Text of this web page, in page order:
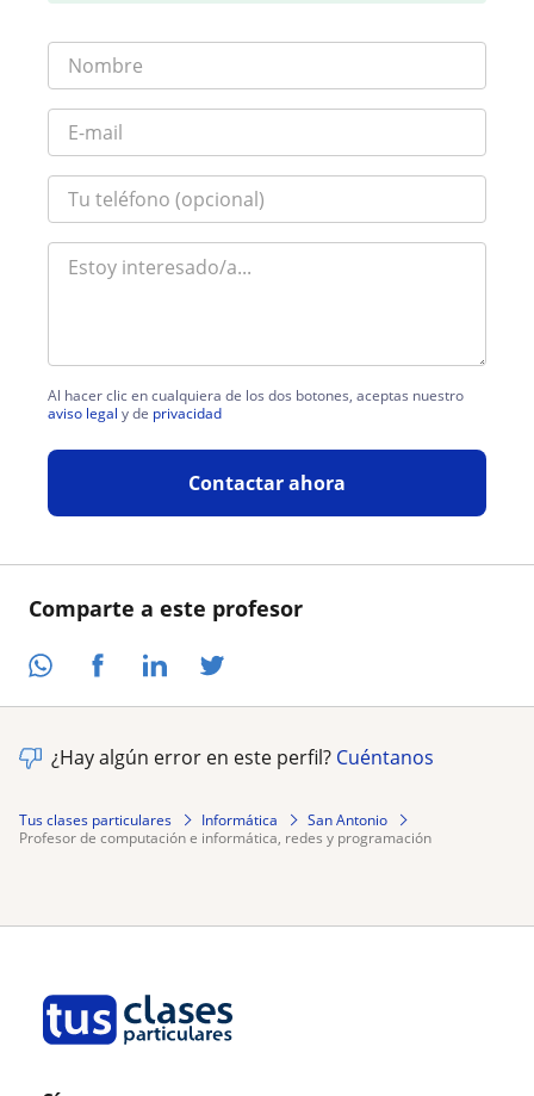
Comparte a este profesor
Al hacer clic en cualquiera de los dos botones, aceptas nuestro
aviso legal y de privacidad
Contactar ahora
¿Hay algún error en este perfil? Cuéntanos
Tus clases particulares Informática
San Antonio
profesor de computación e informática, redes y programación